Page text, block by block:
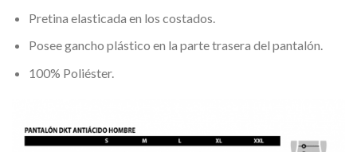
Pretina elasticada en los costados.
Posee gancho plástico en la parte trasera del pantalón.
100% Poliéster.